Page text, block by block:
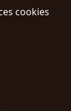
cookies